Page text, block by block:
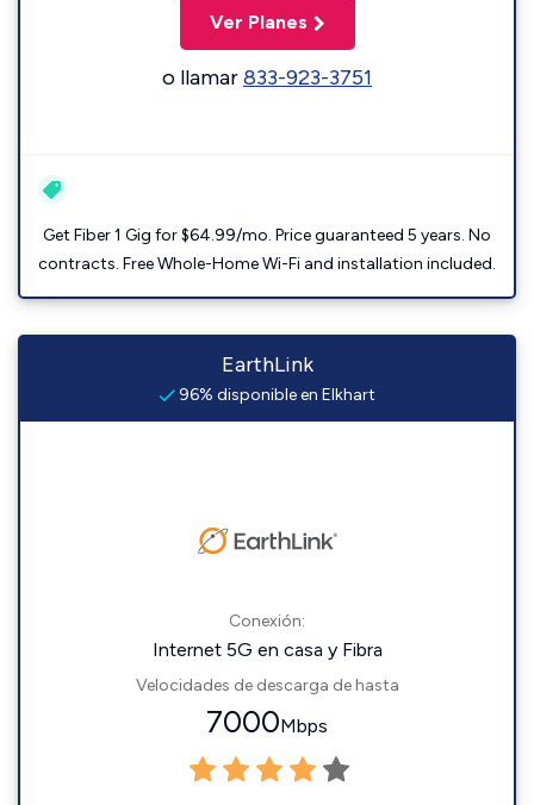
Ver Planes
o llamar833-923-3751
Get Fiber 1 Gig for $64.99/mo. Price guaranteed 5 years. No
contracts. Free Whole-Home Wi-Fi and installation included.
EarthLink
96% disponible en Elkhart
Conexión:
Internet 5G en casa y Fibra
Velocidades de descarga de hasta
7000Mbps